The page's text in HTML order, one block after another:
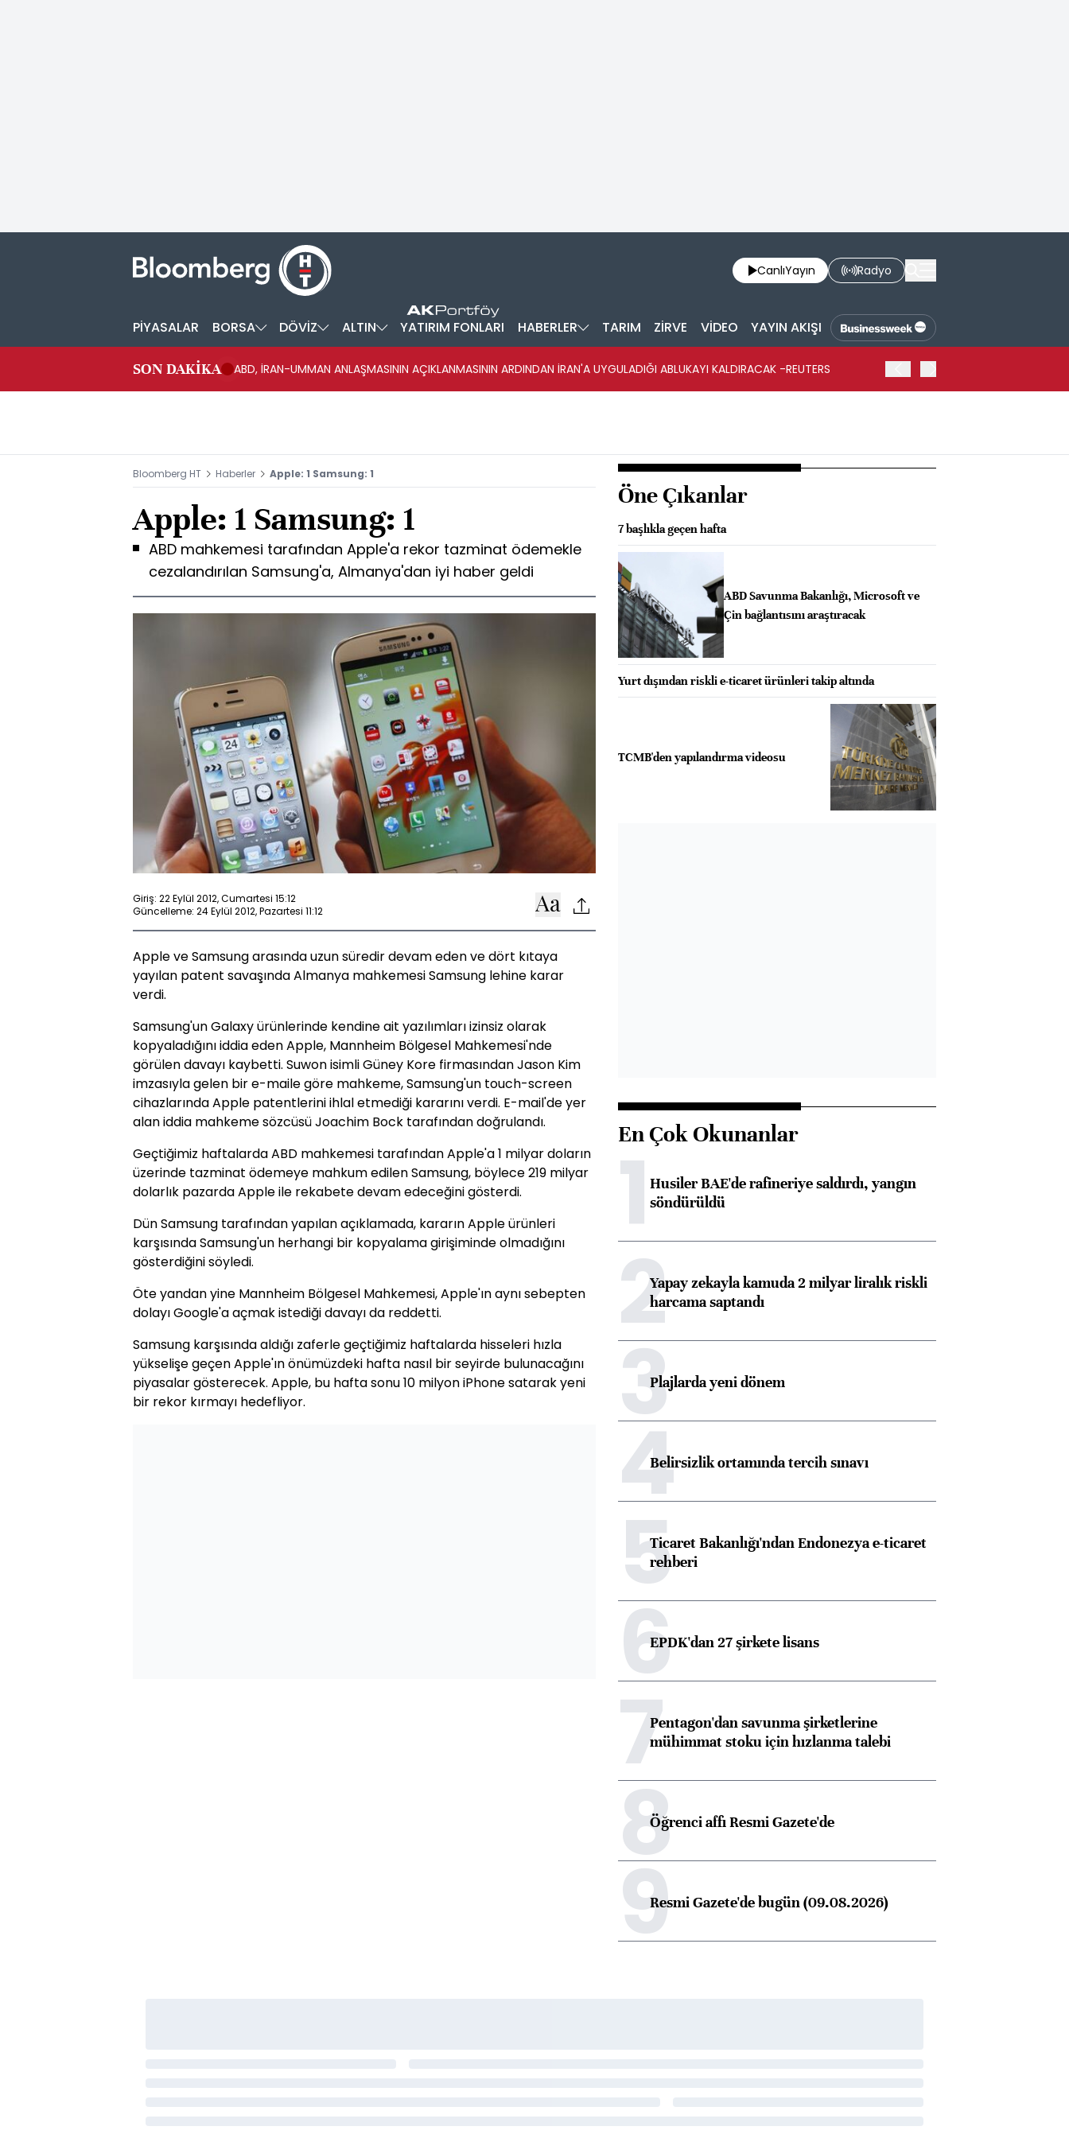
CanlıYayın Radyo
PİYASALAR BORSA DÖVİZ ALTIN YATIRIM FONLARI HABERLER TARIM ZİRVE VİDEO YAYIN AKIŞI
SON DAKİKA ABD, İRAN-UMMAN ANLAŞMASININ AÇIKLANMASININ ARDINDAN İRAN'A UYGULADIĞI ABLUKAYI KALDIRACAK -REUTERS
Bloomberg HT Haberler Apple: 1 Samsung: 1
Apple: 1 Samsung: 1
ABD mahkemesi tarafından Apple'a rekor tazminat ödemekle
cezalandırılan Samsung'a, Almanya'dan iyi haber geldi
Giriş: 22 Eylül 2012, Cumartesi 15:12
Güncelleme: 24 Eylül 2012, Pazartesi 11:12
Apple ve Samsung arasında uzun süredir devam eden ve dört kıtaya
yayılan patent savaşında Almanya mahkemesi Samsung lehine karar
verdi.
Samsung'un Galaxy ürünlerinde kendine ait yazılımları izinsiz olarak
kopyaladığını iddia eden Apple, Mannheim Bölgesel Mahkemesi'nde
görülen davayı kaybetti. Suwon isimli Güney Kore firmasından Jason Kim
imzasıyla gelen bir e-maile göre mahkeme, Samsung'un touch-screen
cihazlarında Apple patentlerini ihlal etmediği kararını verdi. E-mail'de yer
alan iddia mahkeme sözcüsü Joachim Bock tarafından doğrulandı.
Geçtiğimiz haftalarda ABD mahkemesi tarafından Apple'a 1 milyar doların
üzerinde tazminat ödemeye mahkum edilen Samsung, böylece 219 milyar
dolarlık pazarda Apple ile rekabete devam edeceğini gösterdi.
Dün Samsung tarafından yapılan açıklamada, kararın Apple ürünleri
karşısında Samsung'un herhangi bir kopyalama girişiminde olmadığını
gösterdiğini söyledi.
Öte yandan yine Mannheim Bölgesel Mahkemesi, Apple'ın aynı sebepten
dolayı Google'a açmak istediği davayı da reddetti.
Samsung karşısında aldığı zaferle geçtiğimiz haftalarda hisseleri hızla
yükselişe geçen Apple'ın önümüzdeki hafta nasıl bir seyirde bulunacağını
piyasalar gösterecek. Apple, bu hafta sonu 10 milyon iPhone satarak yeni
bir rekor kırmayı hedefliyor.
Öne Çıkanlar
7 başlıkla geçen hafta
ABD Savunma Bakanlığı, Microsoft ve
Çin bağlantısını araştıracak
Yurt dışından riskli e-ticaret ürünleri takip altında
TCMB'den yapılandırma videosu
En Çok Okunanlar
1Husiler BAE'de rafineriye saldırdı, yangın
söndürüldü
2Yapay zekayla kamuda 2 milyar liralık riskli
harcama saptandı
3Plajlarda yeni dönem
4Belirsizlik ortamında tercih sınavı
5Ticaret Bakanlığı'ndan Endonezya e-ticaret
rehberi
6EPDK'dan 27 şirkete lisans
7Pentagon'dan savunma şirketlerine
mühimmat stoku için hızlanma talebi
8Öğrenci affı Resmi Gazete'de
9Resmi Gazete'de bugün (09.08.2026)